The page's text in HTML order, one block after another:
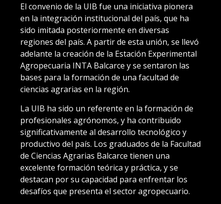
El convenio de la UIB fue una iniciativa pionera
en la integración institucional del país, que ha
sido imitada posteriormente en diversas
regiones del país. A partir de esta unión, se llevó
adelante la creación de la Estación Experimental
Agropecuaria INTA Balcarce y se sentaron las
bases para la formación de una facultad de
ciencias agrarias en la región.
La UIB ha sido un referente en la formación de
profesionales agrónomos, y ha contribuido
significativamente al desarrollo tecnológico y
productivo del país. Los graduados de la Facultad
de Ciencias Agrarias Balcarce tienen una
excelente formación teórica y práctica, y se
destacan por su capacidad para enfrentar los
desafíos que presenta el sector agropecuario.